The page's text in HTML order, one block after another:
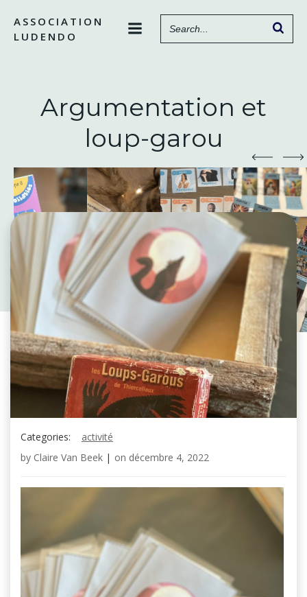
contenu
ASSOCIATION
LUDENDO
Argumentation et
loup-garou
Categories:
activité
by Claire Van Beek | on décembre 4, 2022